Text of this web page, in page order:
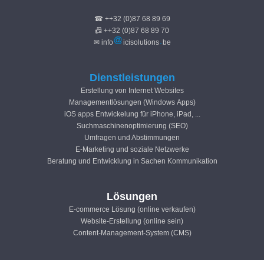
☎ ++32 (0)87 68 89 69
📠 ++32 (0)87 68 89 70
✉ info
icisolutions be
Dienstleistungen
Erstellung von Internet Websites
Managementlösungen (Windows Apps)
iOS apps Entwickelung für iPhone, iPad, ...
Suchmaschinenoptimierung (SEO)
Umfragen und Abstimmungen
E-Marketing und soziale Netzwerke
Beratung und Entwicklung in Sachen Kommunikation
Lösungen
E-commerce Lösung (online verkaufen)
Website-Erstellung (online sein)
Content-Management-System (CMS)